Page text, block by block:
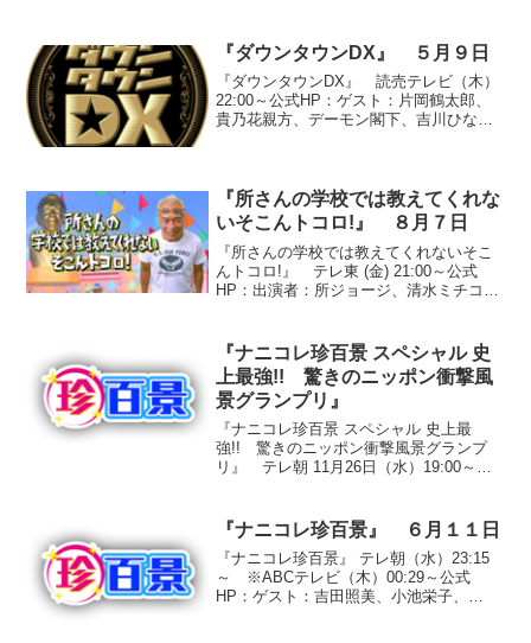
輝いていた』○「ブラックマヨネーズ小杉
の８年前」デ...
『ダウンタウンDX』 ５月９日
『ダウンタウンDX』 読売テレビ（木）
22:00～公式HP：ゲスト：片岡鶴太郎、
貴乃花親方、デーモン閣下、吉川ひな
DX』○三浦マイ...
『所さんの学校では教えてくれな
いそこんトコロ!』 ８月７日
『所さんの学校では教えてくれないそこ
んトコロ!』 テレ東 (金) 21:00～公式
HP：出演者：所ジョージ、清水ミチコ、
MONO図鑑』◇「長さ４M、直径６０ｃ
ｍのこの網...
『ナニコレ珍百景 スペシャル 史
上最強!! 驚きのニッポン衝撃風
景グランプリ』
『ナニコレ珍百景 スペシャル 史上最
強!! 驚きのニッポン衝撃風景グランプ
リ』 テレ朝 11月26日（水）19:00～
広(1)『飛んでくるアシカ』愛媛県砥部...
『ナニコレ珍百景』 ６月１１日
『ナニコレ珍百景』 テレ朝（水）23:15
～ ※ABCテレビ（木）00:29～公式
HP：ゲスト：吉田照美、小池栄子、